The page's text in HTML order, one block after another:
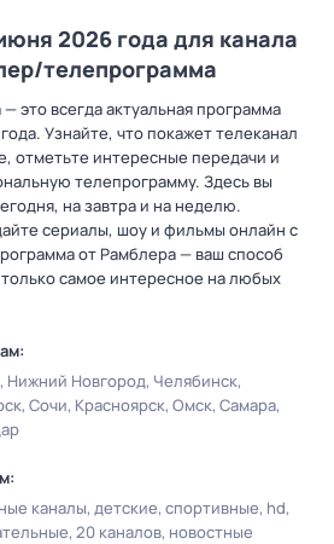
2026 года для канала
телепрограмма
это всегда актуальная программа
Узнайте, что покажет телеканал
отметьте интересные передачи и
телепрограмму. Здесь вы
на завтра и на неделю.
сериалы, шоу и фильмы онлайн с
от Рамблера — ваш способ
самое интересное на любых
Нижний Новгород Челябинск
Сочи Красноярск Омск Самара
каналы детские спортивные hd
20 каналов новостные